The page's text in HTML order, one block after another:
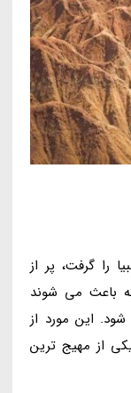
را گرفت، پر از
باعث می شوند
شود. این مورد از
از مهیج ترین